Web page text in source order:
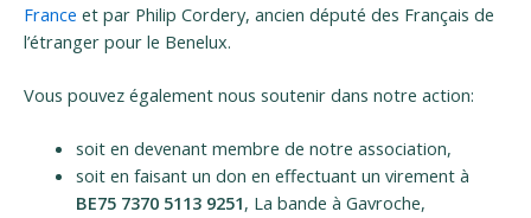
France et par Philip Cordery, ancien député des Français de
l’étranger pour le Benelux.
Vous pouvez également nous soutenir dans notre action:
soit en devenant membre de notre association,
soit en faisant un don en effectuant un virement à
BE75 7370 5113 9251, La bande à Gavroche,